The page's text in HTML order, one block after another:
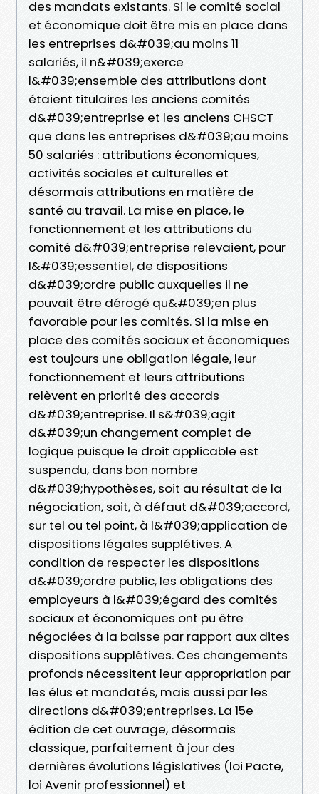
des mandats existants. Si le comité social
et économique doit être mis en place dans
les entreprises d&#039;au moins 11
salariés, il n&#039;exerce
l&#039;ensemble des attributions dont
étaient titulaires les anciens comités
d&#039;entreprise et les anciens CHSCT
que dans les entreprises d&#039;au moins
50 salariés : attributions économiques,
activités sociales et culturelles et
désormais attributions en matière de
santé au travail. La mise en place, le
fonctionnement et les attributions du
comité d&#039;entreprise relevaient, pour
l&#039;essentiel, de dispositions
d&#039;ordre public auxquelles il ne
pouvait être dérogé qu&#039;en plus
favorable pour les comités. Si la mise en
place des comités sociaux et économiques
est toujours une obligation légale, leur
fonctionnement et leurs attributions
relèvent en priorité des accords
d&#039;entreprise. Il s&#039;agit
d&#039;un changement complet de
logique puisque le droit applicable est
suspendu, dans bon nombre
d&#039;hypothèses, soit au résultat de la
négociation, soit, à défaut d&#039;accord,
sur tel ou tel point, à l&#039;application de
dispositions légales supplétives. A
condition de respecter les dispositions
d&#039;ordre public, les obligations des
employeurs à l&#039;égard des comités
sociaux et économiques ont pu être
négociées à la baisse par rapport aux dites
dispositions supplétives. Ces changements
profonds nécessitent leur appropriation par
les élus et mandatés, mais aussi par les
directions d&#039;entreprises. La 15e
édition de cet ouvrage, désormais
classique, parfaitement à jour des
dernières évolutions législatives (loi Pacte,
loi Avenir professionnel) et